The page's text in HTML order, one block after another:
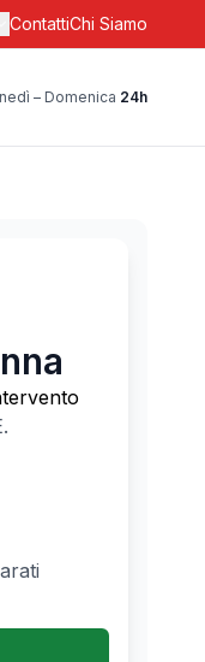
ContattiChi Siamo
– Domenica 24h